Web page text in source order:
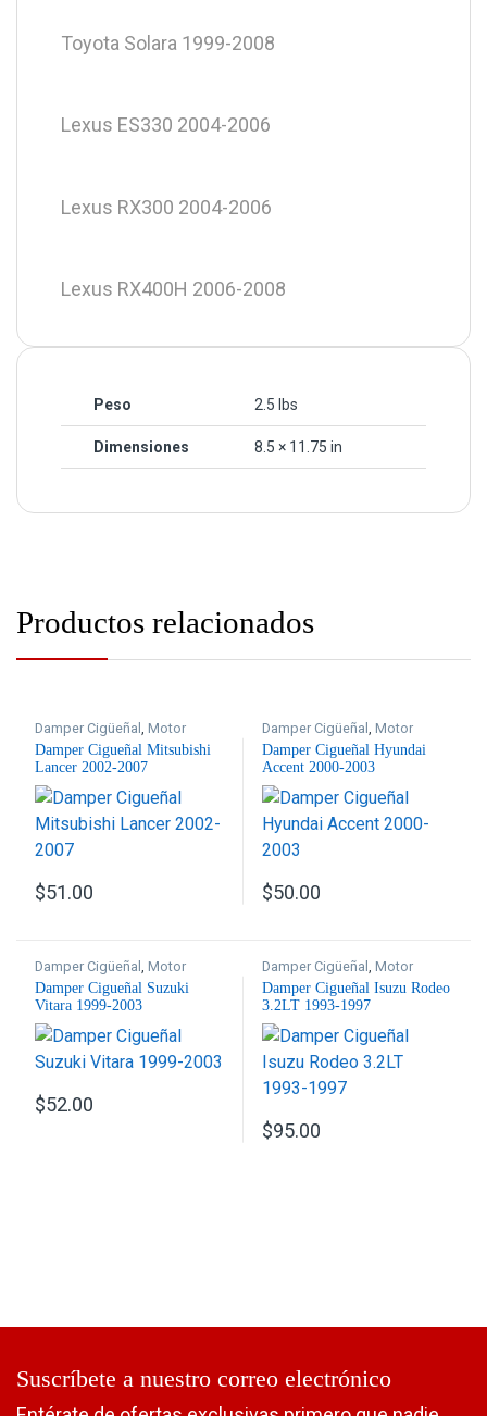
Toyota Solara 1999-2008
Lexus ES330 2004-2006
Lexus RX300 2004-2006
Lexus RX400H 2006-2008
Peso 2.5 lbs
Dimensiones 8.5 × 11.75 in
Productos relacionados
Damper Cigüeñal,Motor
Damper Cigueñal Mitsubishi
Lancer 2002-2007
$51.00
Damper Cigüeñal,Motor
Damper Cigueñal Hyundai
Accent 2000-2003
$50.00
Damper Cigüeñal,Motor
Damper Cigueñal Suzuki
Vitara 1999-2003
$52.00
Damper Cigüeñal,Motor
Damper Cigueñal Isuzu Rodeo
3.2LT 1993-1997
$95.00
Suscríbete a nuestro correo electrónico